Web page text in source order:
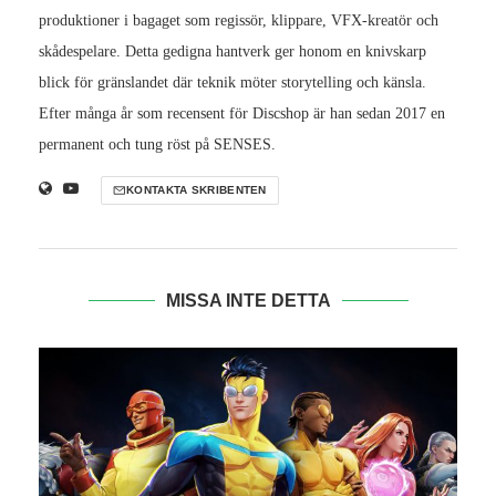
produktioner i bagaget som regissör, klippare, VFX-kreatör och
skådespelare. Detta gedigna hantverk ger honom en knivskarp
blick för gränslandet där teknik möter storytelling och känsla.
Efter många år som recensent för Discshop är han sedan 2017 en
permanent och tung röst på SENSES.
KONTAKTA SKRIBENTEN
MISSA INTE DETTA